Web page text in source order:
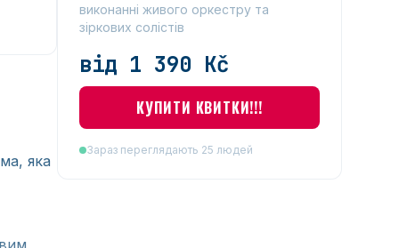
яка
виконанні живого оркестру та
зіркових солістів
від 1 390 Kč
КУПИТИ КВИТКИ!!!
Зараз переглядають 25 людей